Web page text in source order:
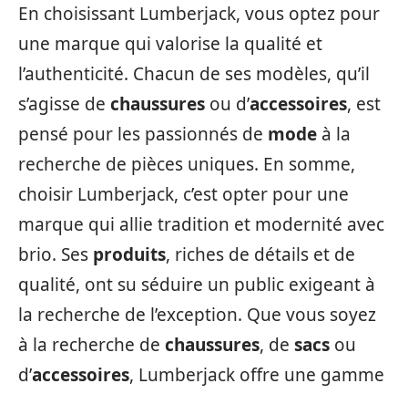
En choisissant Lumberjack, vous optez pour
une marque qui valorise la qualité et
l’authenticité. Chacun de ses modèles, qu’il
s’agisse de chaussures ou d’accessoires, est
pensé pour les passionnés de mode à la
recherche de pièces uniques. En somme,
choisir Lumberjack, c’est opter pour une
marque qui allie tradition et modernité avec
brio. Ses produits, riches de détails et de
qualité, ont su séduire un public exigeant à
la recherche de l’exception. Que vous soyez
à la recherche de chaussures, de sacs ou
d’accessoires, Lumberjack offre une gamme